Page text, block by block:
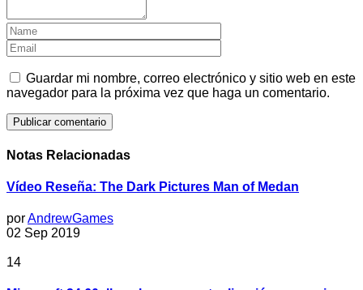
Guardar mi nombre, correo electrónico y sitio web en este
navegador para la próxima vez que haga un comentario.
Notas Relacionadas
Vídeo Reseña: The Dark Pictures Man of Medan
porAndrewGames
02 Sep 2019
14